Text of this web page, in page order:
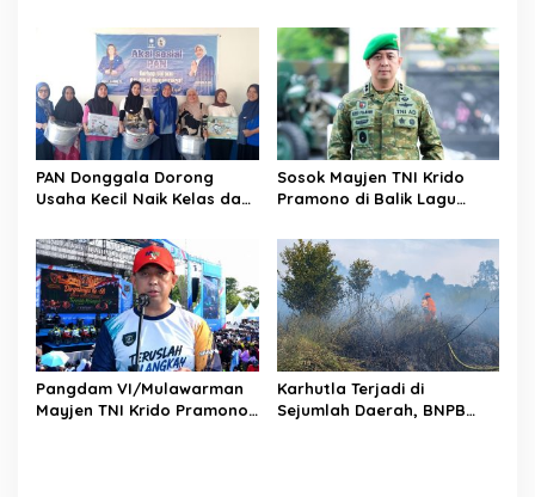
Tengah Menembus Pasar
Internasional
Jadi Magnet Investasi
PAN Donggala Dorong
Usaha Kecil Naik Kelas dan
Sosok Mayjen TNI Krido
Pramono di Balik Lagu
Melangkah”
Pangdam VI/Mulawarman
Mayjen TNI Krido Pramono
Karhutla Terjadi di
Sejumlah Daerah, BNPB